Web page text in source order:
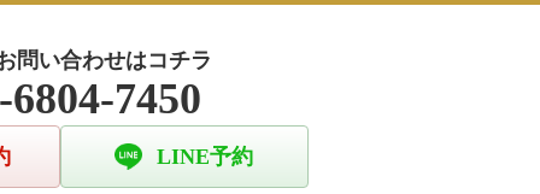
問い合わせはコチラ
6804-7450
LINE予約